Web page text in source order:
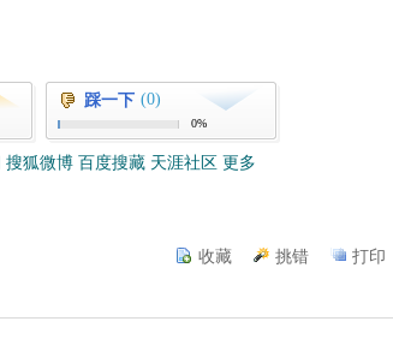
踩一下 (0)
0%
搜狐微博 百度搜藏 天涯社区 更多
收藏 挑错 打印